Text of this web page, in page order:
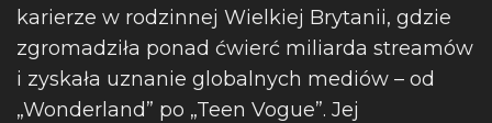
karierze w rodzinnej Wielkiej Brytanii, gdzie
zgromadziła ponad ćwierć miliarda streamów
i zyskała uznanie globalnych mediów – od
„Wonderland” po „Teen Vogue”. Jej